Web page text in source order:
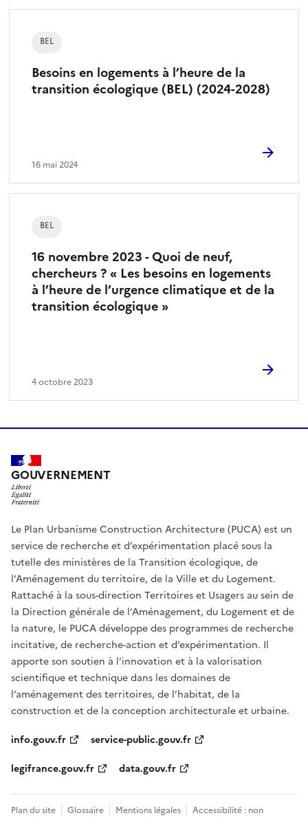
Besoins en logements à l’heure de la
transition écologique (BEL) (2024-2028)
BEL
16 mai 2024
16 novembre 2023 - Quoi de neuf,
chercheurs ? « Les besoins en logements
à l’heure de l’urgence climatique et de la
transition écologique »
BEL
4 octobre 2023
GOUVERNEMENT
Le Plan Urbanisme Construction Architecture (PUCA) est un
service de recherche et d’expérimentation placé sous la
tutelle des ministères de la Transition écologique, de
l’Aménagement du territoire, de la Ville et du Logement.
Rattaché à la sous-direction Territoires et Usagers au sein de
la Direction générale de l’Aménagement, du Logement et de
la nature, le PUCA développe des programmes de recherche
incitative, de recherche-action et d’expérimentation. Il
apporte son soutien à l’innovation et à la valorisation
scientifique et technique dans les domaines de
l’aménagement des territoires, de l’habitat, de la
construction et de la conception architecturale et urbaine.
info.gouv.fr
service-public.gouv.fr
legifrance.gouv.fr
data.gouv.fr
Plan du site Glossaire Mentions légales Accessibilité : non